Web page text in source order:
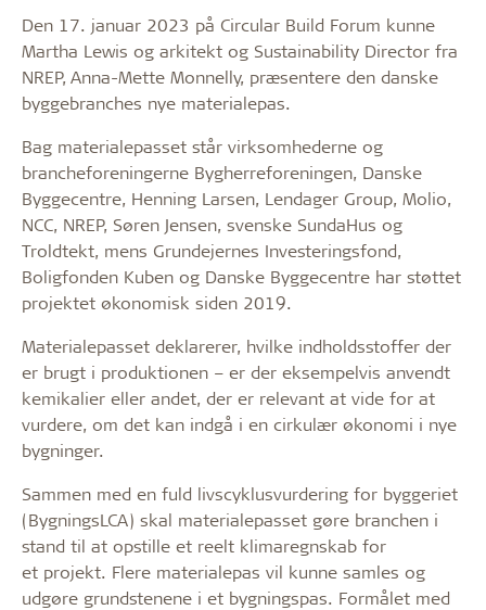
Den 17. januar 2023 på Circular Build Forum kunne
Martha Lewis og arkitekt og Sustainability Director fra
NREP, Anna-Mette Monnelly, præsentere den danske
byggebranches nye materialepas.
Bag materialepasset står virksomhederne og
brancheforeningerne Bygherreforeningen, Danske
Byggecentre, Henning Larsen, Lendager Group, Molio,
NCC, NREP, Søren Jensen, svenske SundaHus og
Troldtekt, mens Grundejernes Investeringsfond,
Boligfonden Kuben og Danske Byggecentre har støttet
projektet økonomisk siden 2019.
Materialepasset deklarerer, hvilke indholdsstoffer der
er brugt i produktionen – er der eksempelvis anvendt
kemikalier eller andet, der er relevant at vide for at
vurdere, om det kan indgå i en cirkulær økonomi i nye
bygninger.
Sammen med en fuld livscyklusvurdering for byggeriet
(BygningsLCA) skal materialepasset gøre branchen i
stand til at opstille et reelt klimaregnskab for
et projekt. Flere materialepas vil kunne samles og
udgøre grundstenene i et bygningspas. Formålet med